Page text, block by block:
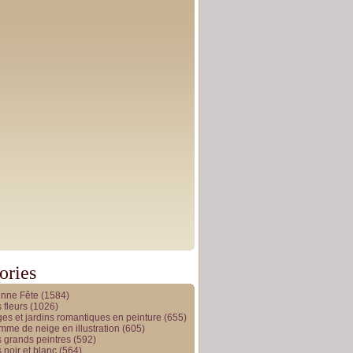
Fête (1584)
fleurs (1026)
et jardins romantiques en peinture (655)
de neige en illustration (605)
grands peintres (592)
noir et blanc (564)